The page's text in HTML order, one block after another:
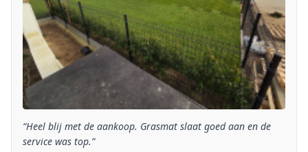
“Heel blij met de aankoop. Grasmat slaat goed aan en de
service was top.”